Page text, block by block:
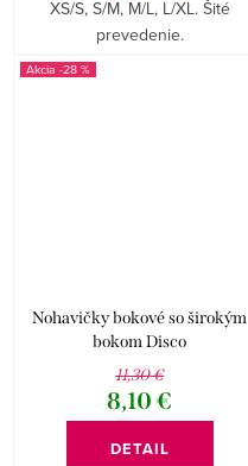
XS/S, S/M, M/L, L/XL. Šité
prevedenie.
-28 %
Nohavičky bokové so širokým
bokom Disco
11,30 €
8,10 €
DETAIL